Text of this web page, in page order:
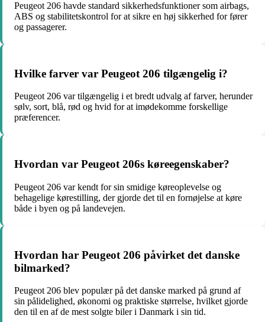
Peugeot 206 havde standard sikkerhedsfunktioner som airbags,
ABS og stabilitetskontrol for at sikre en høj sikkerhed for fører
og passagerer.
Hvilke farver var Peugeot 206 tilgængelig i?
Peugeot 206 var tilgængelig i et bredt udvalg af farver, herunder
sølv, sort, blå, rød og hvid for at imødekomme forskellige
præferencer.
Hvordan var Peugeot 206s køreegenskaber?
Peugeot 206 var kendt for sin smidige køreoplevelse og
behagelige kørestilling, der gjorde det til en fornøjelse at køre
både i byen og på landevejen.
Hvordan har Peugeot 206 påvirket det danske
bilmarked?
Peugeot 206 blev populær på det danske marked på grund af
sin pålidelighed, økonomi og praktiske størrelse, hvilket gjorde
den til en af de mest solgte biler i Danmark i sin tid.